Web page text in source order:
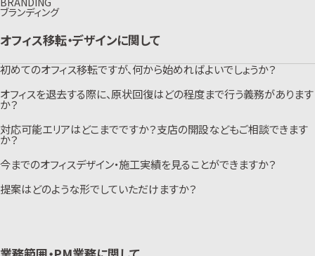
ブランディング
オフィス移転・デザインに関して
初めてのオフィス移転ですが、何から始めればよいでしょうか？
設立してまだ日が浅い会社様や、ファシリティ部門に異動したばかりのご担
当者様など、オフィスプロジェクトに不安を抱えられるケースをよく耳にしま
す。また、通常業務と並行してプロジェクトを進行することで、さらに忙しくな
ることが予想されます。RFP（要件定義書）の作成、オフィス物件選定、レイア
ウト設計、デザイン、内装工事、インフラ工事や引越など、お客様の状況によっ
て何から始めればいいかアドバイスいたしますので、まずはお気軽にお問い
す。
こちらの資料もご確認ください。
オフィスを退去する際に、原状回復はどの程度まで行う義務があります
か？
一般的にはビル入居時の契約書に、原状回復義務に関する事項があります。
そちらの内容に基づき、工事区分の確認を行ってください。入居工事に際して
設置した壁や床材や照明器具、個室化に伴う消防設備や空調などを元に戻
す必要があります。退去勧告後、ビル指定業者が現場調査して見積もりを作
成してもらうのが一般的です。原状回復工事はできる限りコストを下げたい
けしております。
こちらからお気軽にお問い合わせください。
対応可能エリアはどこまでですか？支店の開設などもご相談できます
か？
ヴィスは、東京、大阪、名古屋にオフィスを構えています。お打合せは、関東・
関西・中部エリア及びオンラインとなりますが、地方にも協力会社サポート体
制が整っておりますので、日本全国で対応可能です。北海道や沖縄での実績
もございますので安心してお任せください。支店開設、家具やインフラの手配
今までのオフィスデザイン・施工実績を見ることができますか？
オフィスデザイン事例集をご用意しておりますが、事例集だけでは掲載しき
れない7,500件以上の実績がございます。新オフィスのご提案に際しまして、
提案はどのような形でしていただけますか？
案いたします。また、必要に応じて、実際の実績企業様のオフィスツアーのご